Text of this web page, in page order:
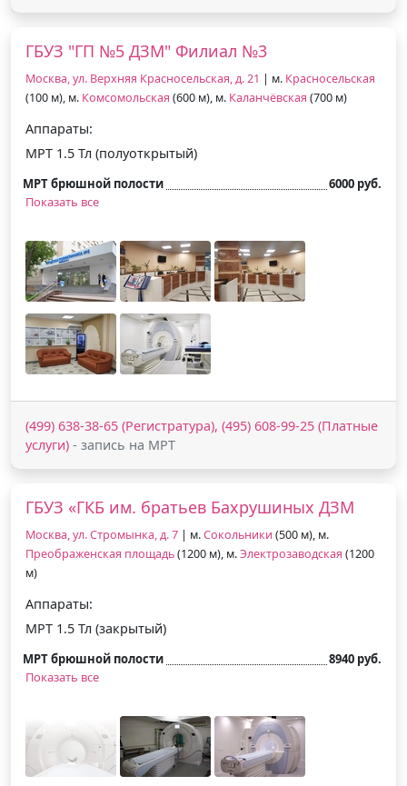
ГБУЗ "ГП №5 ДЗМ" Филиал №3
Москва, ул. Верхняя Красносельская, д. 21 | м. Красносельская
(100 м), м. Комсомольская (600 м), м. Каланчёвская (700 м)
Аппараты:
МРТ 1.5 Тл (полуоткрытый)
МРТ брюшной полости
6000 руб.
Показать все
(499) 638-38-65 (Регистратура), (495) 608-99-25 (Платные
услуги) - запись на МРТ
ГБУЗ «ГКБ им. братьев Бахрушиных ДЗМ
Москва, ул. Стромынка, д. 7 | м.Сокольники (500 м), м.
Преображенская площадь(1200 м), м.Электрозаводская (1200
м)
Аппараты:
МРТ 1.5 Тл (закрытый)
МРТ брюшной полости
8940 руб.
Показать все